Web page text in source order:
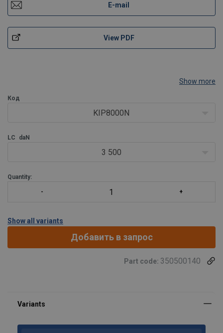
E-mail
View PDF
Show more
Код
KIP8000N
LC daN
3 500
Quantity:
Show all variants
Добавить в запрос
Part code: 350500140